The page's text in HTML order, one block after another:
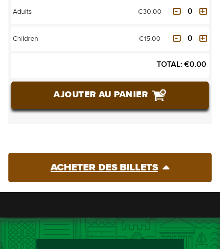
Adults €30.00
Children €15.00
TOTAL: €0.00
AJOUTER AU PANIER
ACHETER DES BILLETS